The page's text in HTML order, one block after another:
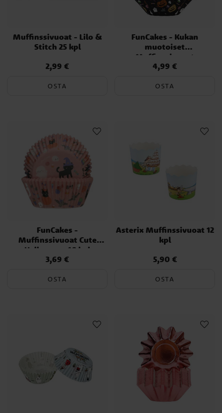
Muffinssivuoat - Lilo &
Stitch 25 kpl
Hinta:2,99 €
2,99 €
OSTA
FunCakes - Kukan
muotoiset
Muffinssivuoat
Halloween 48 kpl
Hinta:4,99 €
4,99 €
OSTA
FunCakes -
Muffinssivuoat Cute
Halloween 48 kpl
Hinta:3,69 €
3,69 €
OSTA
Asterix Muffinssivuoat 12
kpl
Hinta:5,90 €
5,90 €
OSTA